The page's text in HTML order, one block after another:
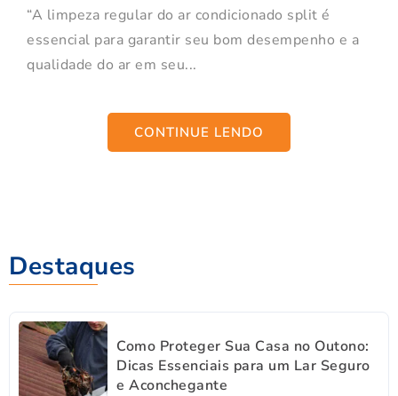
“A limpeza regular do ar condicionado split é
essencial para garantir seu bom desempenho e a
qualidade do ar em seu...
CONTINUE LENDO
Destaques
Como Proteger Sua Casa no Outono:
Dicas Essenciais para um Lar Seguro
e Aconchegante